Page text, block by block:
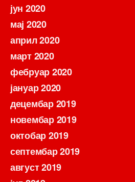
јун 2020
мај 2020
април 2020
март 2020
фебруар 2020
јануар 2020
децембар 2019
новембар 2019
октобар 2019
септембар 2019
август 2019